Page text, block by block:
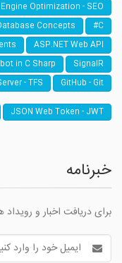
Optimization - SEO
C#
Concepts
ASP.NET Web API
SignalR
in C Sharp
GitHub - Git
- TFS
JSON Web Token - JWT
خبرنامه
برای دریافت اخبار و
آدرس
ایمیل